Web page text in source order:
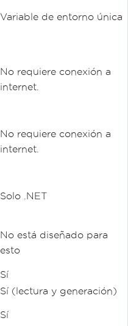
Variable de entorno única
No requiere conexión a
internet.
No requiere conexión a
internet.
Solo .NET
No está diseñado para
esto
Sí
Sí (lectura y generación)
Sí